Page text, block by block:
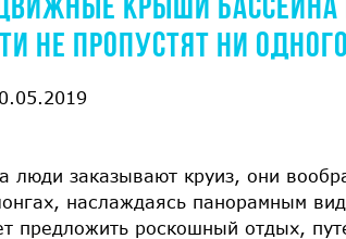
НЕ ПРОПУСТЯТ НИ
люди заказывают круиз, они
наслаждаясь панорамным
предложить роскошный отдых,